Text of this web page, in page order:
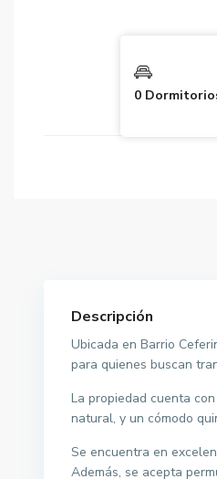
0
Descripción
Ubicada en Barrio
para quienes buscan
La propiedad cuenta
natural, y un cómodo
Se encuentra en
Además, se acepta